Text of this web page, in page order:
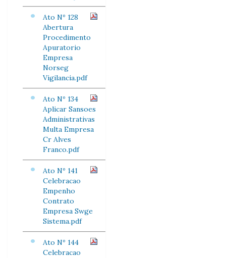
Ato Nº 128
Abertura
Procedimento
Apuratorio
Empresa
Norseg
Vigilancia.pdf
Ato Nº 134
Aplicar Sansoes
Administrativas
Multa Empresa
Cr Alves
Franco.pdf
Ato Nº 141
Celebracao
Empenho
Contrato
Empresa Swge
Sistema.pdf
Ato Nº 144
Celebracao